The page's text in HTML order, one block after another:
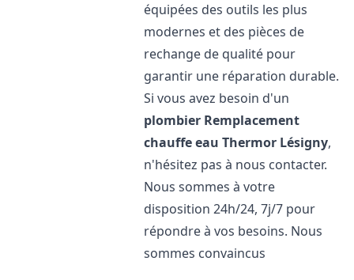
équipées des outils les plus
modernes et des pièces de
rechange de qualité pour
garantir une réparation durable.
Si vous avez besoin d'un
plombier Remplacement
chauffe eau Thermor Lésigny,
n'hésitez pas à nous contacter.
Nous sommes à votre
disposition 24h/24, 7j/7 pour
répondre à vos besoins. Nous
sommes convaincus